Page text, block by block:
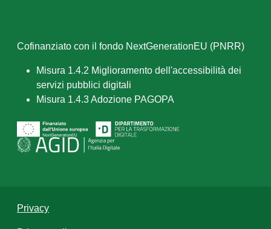
Cofinanziato con il fondo NextGenerationEU (PNRR)
Misura 1.4.2 Miglioramento dell'accessibilità dei
servizi pubblici digitali
Misura 1.4.3 Adozione PAGOPA
Privacy